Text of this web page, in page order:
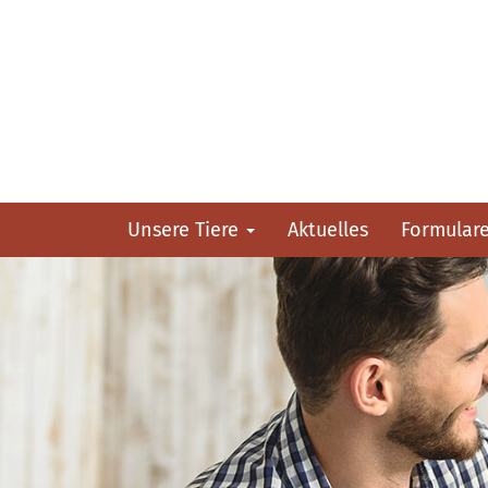
Unsere Tiere Aktuelles